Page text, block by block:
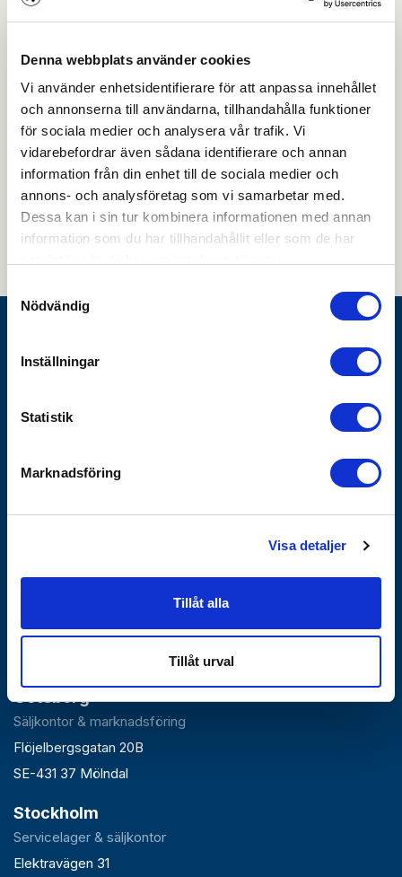
Denna webbplats använder cookies
Vi använder enhetsidentifierare för att anpassa innehållet
och annonserna till användarna, tillhandahålla funktioner
för sociala medier och analysera vår trafik. Vi
vidarebefordrar även sådana identifierare och annan
information från din enhet till de sociala medier och
annons- och analysföretag som vi samarbetar med.
Dessa kan i sin tur kombinera informationen med annan
information som du har tillhandahållit eller som de har
Nödvändig
Inställningar
Statistik
Marknadsföring
Visa detaljer
Tillåt alla
Tillåt urval
Nyhetsbrev
Prenumerera på vårt nyhetsbrev och få tips,
guider och senaste nytt direkt i din inkorg.
nyhetsbrev så accepterar du innehållet i vårintegritetspolicy. Du kan hitta
tidigare nyhetsbrev
Box 1928
Falun
Huvudlager, kontor & växel
Roxnäsvägen 14
Göteborg
Säljkontor & marknadsföring
Flöjelbergsgatan 20B
SE-431 37 Mölndal
Stockholm
Servicelager & säljkontor
Elektravägen 31